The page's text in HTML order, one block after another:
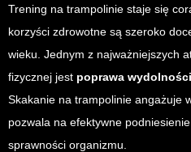
Trening na trampolinie staje się
korzyści zdrowotne są szeroko
wieku. Jednym z najważniejszych
fizycznej jest poprawa
Skakanie na trampolinie angażuje
pozwala na efektywne
sprawności organizmu.